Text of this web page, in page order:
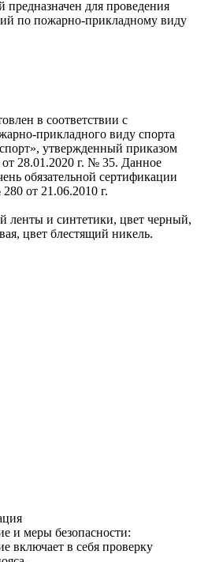
для проведения
по пожарно-прикладному виду
в соответствии с
прикладного виду спорта
утвержденный приказом
28.01.2020 г. № 35. Данное
обязательной сертификации
от 21.06.2010 г.
ленты и синтетики, цвет черный,
цвет блестящий никель.
и меры безопасности:
включает в себя проверку